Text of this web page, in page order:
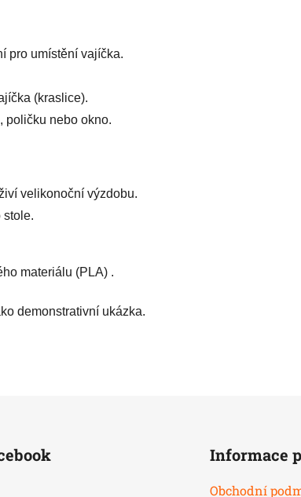
pro umístění vajíčka.
(kraslice).
poličku nebo okno.
velikonoční výzdobu.
stole.
materiálu (PLA) .
demonstrativní ukázka.
Informace
Obchodní